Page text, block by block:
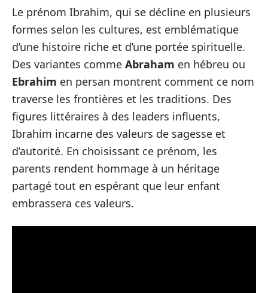
Le prénom Ibrahim, qui se décline en plusieurs
formes selon les cultures, est emblématique
d’une histoire riche et d’une portée spirituelle.
Des variantes comme Abraham en hébreu ou
Ebrahim en persan montrent comment ce nom
traverse les frontières et les traditions. Des
figures littéraires à des leaders influents,
Ibrahim incarne des valeurs de sagesse et
d’autorité. En choisissant ce prénom, les
parents rendent hommage à un héritage
partagé tout en espérant que leur enfant
embrassera ces valeurs.